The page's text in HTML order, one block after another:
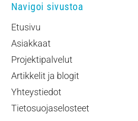
Navigoi sivustoa
Etusivu
Asiakkaat
Projektipalvelut
Artikkelit ja blogit
Yhteystiedot
Tietosuojaselosteet